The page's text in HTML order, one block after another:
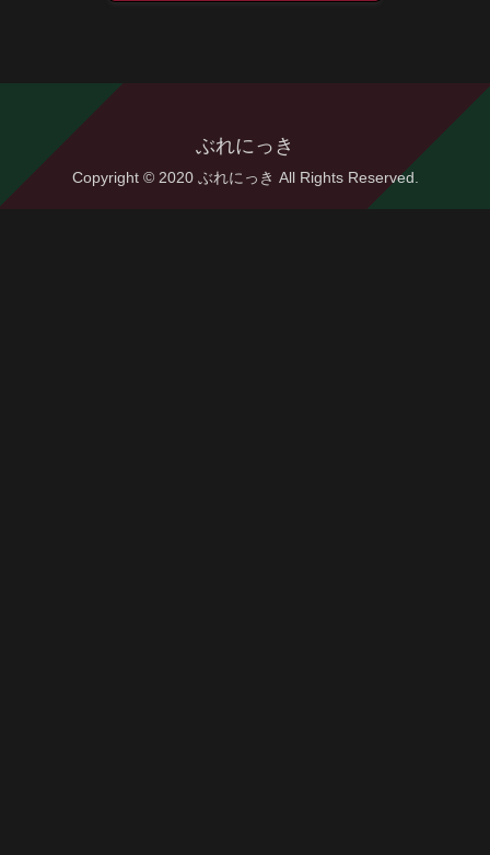
ぶれにっき
Copyright © 2020 ぶれにっき All Rights Reserved.